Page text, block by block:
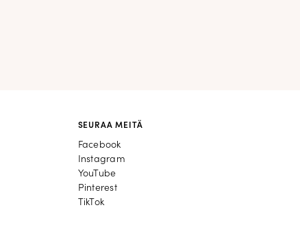
SEURAA MEITÄ
Facebook
Facebook
Instagram
Instagram
YouTube
YouTube
Pinterest
Pinterest
TikTok
TikTok